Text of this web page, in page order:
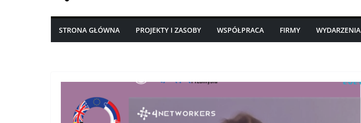
STRONA GŁÓWNA PROJEKTY I ZASOBY WSPÓŁPRACA FIRMY WYDARZENIA